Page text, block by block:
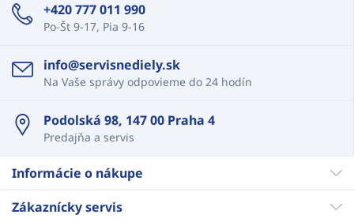
+420 777 011 990
Po-Št 9-17, Pia 9-16
info@servisnediely.sk
Na Vaše správy odpovieme do 24 hodín
Podolská 98, 147 00 Praha 4
Predajňa a servis
Informácie o nákupe
Zákaznícky servis